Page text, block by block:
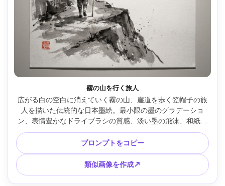
霧の山を行く旅人
広がる白の空白に消えていく霧の山、崖道を歩く笠帽子の旅
人を描いた伝統的な日本墨絵。最小限の墨のグラデーショ
ン、表情豊かなドライブラシの質感、淡い墨の飛沫、和紙の
風合い、隅に小さな赤い印。静かで瞑想的な構図、傑作品
質、85mmレンズ、浅い被写界深度、柔らかなシネマティッ
クライティング --ar 4:5
プロンプトをコピー
類似画像を作成↗